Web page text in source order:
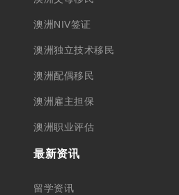
澳洲NIV签证
澳洲独立技术移民
澳洲配偶移民
澳洲雇主担保
澳洲职业评估
最新资讯
留学资讯